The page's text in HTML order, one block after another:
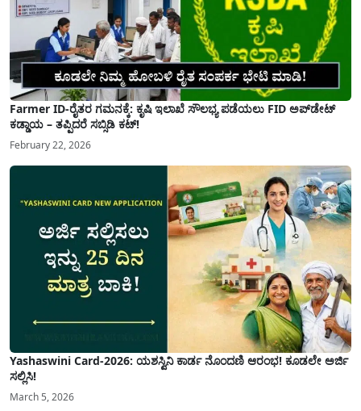
Farmer ID-ರೈತರ ಗಮನಕ್ಕೆ: ಕೃಷಿ ಇಲಾಖೆ ಸೌಲಭ್ಯ ಪಡೆಯಲು FID ಅಪ್‌ಡೇಟ್
ಕಡ್ಡಾಯ – ತಪ್ಪಿದರೆ ಸಬ್ಸಿಡಿ ಕಟ್!
February 22, 2026
Yashaswini Card-2026: ಯಶಸ್ವಿನಿ ಕಾರ್ಡ ನೊಂದಣಿ ಆರಂಭ! ಕೂಡಲೇ ಅರ್ಜಿ
ಸಲ್ಲಿಸಿ!
March 5, 2026